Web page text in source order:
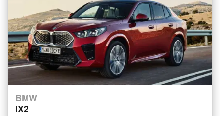
BMW
iX2